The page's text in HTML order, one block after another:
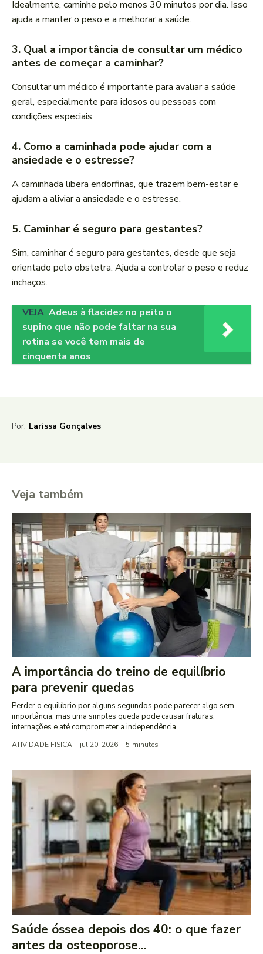
Idealmente, caminhe pelo menos 30 minutos por dia. Isso
ajuda a manter o peso e a melhorar a saúde.
3. Qual a importância de consultar um médico
antes de começar a caminhar?
Consultar um médico é importante para avaliar a saúde
geral, especialmente para idosos ou pessoas com
condições especiais.
4. Como a caminhada pode ajudar com a
ansiedade e o estresse?
A caminhada libera endorfinas, que trazem bem-estar e
ajudam a aliviar a ansiedade e o estresse.
5. Caminhar é seguro para gestantes?
Sim, caminhar é seguro para gestantes, desde que seja
orientado pelo obstetra. Ajuda a controlar o peso e reduz
inchaços.
VEJA Adeus à flacidez no peito o
supino que não pode faltar na sua
rotina se você tem mais de
cinquenta anos
Por: Larissa Gonçalves
Veja também
A importância do treino de equilíbrio
para prevenir quedas
Perder o equilíbrio por alguns segundos pode parecer algo sem
importância, mas uma simples queda pode causar fraturas,
internações e até comprometer a independência,...
ATIVIDADE FISICA jul 20, 2026 5 minutes
Saúde óssea depois dos 40: o que fazer
antes da osteoporose...